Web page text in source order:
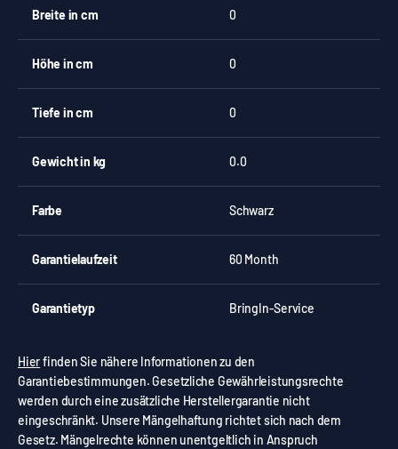
Breite in cm 0
Höhe in cm 0
Tiefe in cm 0
Gewicht in kg 0.0
Farbe Schwarz
Garantielaufzeit 60 Month
Garantietyp BringIn-Service
Hierfinden Sie nähere Informationen zu den
Garantiebestimmungen. Gesetzliche Gewährleistungsrechte
werden durch eine zusätzliche Herstellergarantie nicht
eingeschränkt. Unsere Mängelhaftung richtet sich nach dem
Gesetz. Mängelrechte können unentgeltlich in Anspruch